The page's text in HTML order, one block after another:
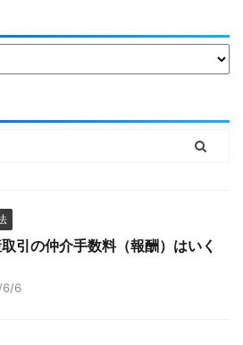
引の仲介手数料（報酬）はいく
6/6